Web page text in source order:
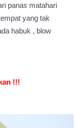
panas matahari
yang tak
habuk , blow
!!!